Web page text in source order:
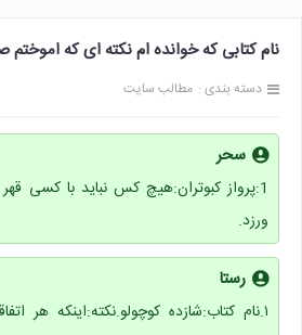
نام کتابی که خوانده ام نکته ای که اموختم صفحه 88
دسته بندی : مطالب سایت
سحر
1:پرواز کبوتران:هیچ کس نباید با کسی
ورزد.
رستا
۱.نام کتاب:شازده کوچولو.نکته:اینکه هر